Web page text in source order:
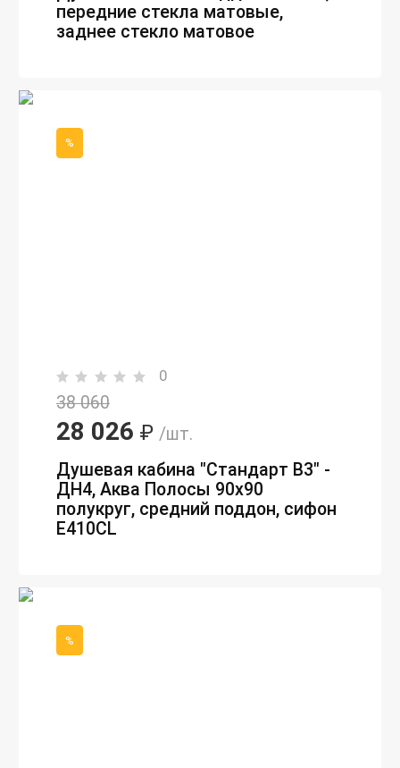
передние стекла матовые,
заднее стекло матовое
%
0
38 060
28 026 ₽ /шт.
Душевая кабина "Стандарт В3" -
ДН4, Аква Полосы 90х90
полукруг, средний поддон, сифон
E410CL
%